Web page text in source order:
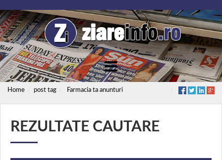
Home post tag Farmacia ta anunturi
REZULTATE CAUTARE